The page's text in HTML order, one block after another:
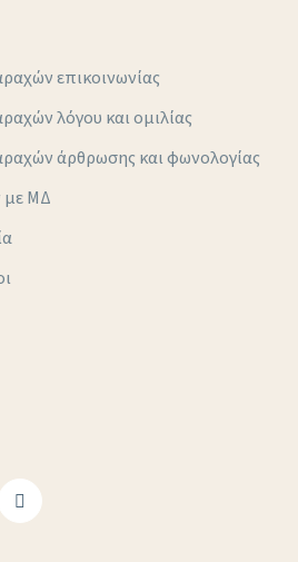
επικοινωνίας
λόγου και ομιλίας
άρθρωσης και φωνολογίας
με ΜΔ